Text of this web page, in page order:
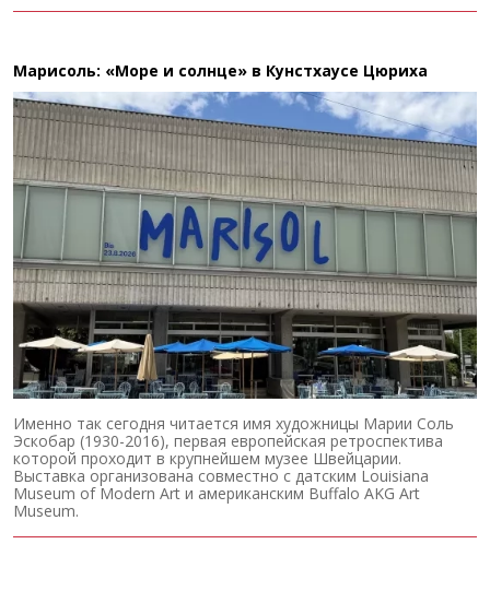
Марисоль: «Море и солнце» в Кунстхаусе Цюриха
Именно так сегодня читается имя художницы Марии Соль
Эскобар (1930-2016), первая европейская ретроспектива
которой проходит в крупнейшем музее Швейцарии.
Выставка организована совместно с датским Louisiana
Museum of Modern Art и американским Buffalo AKG Art
Museum.